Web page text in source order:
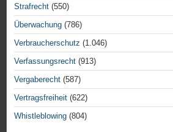
Strafrecht (550)
Überwachung (786)
Verbraucherschutz (1.046)
Verfassungsrecht (913)
Vergaberecht (587)
Vertragsfreiheit (622)
Whistleblowing (804)